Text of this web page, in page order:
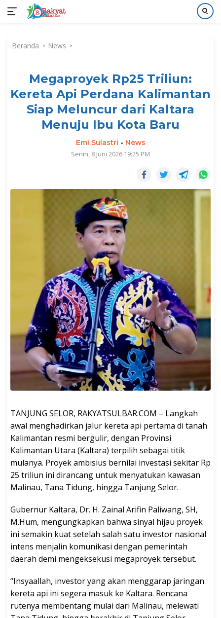
kontenBeranda News
Megaproyek Rp25 Triliun:
Kereta Api Perdana Kalimantan
Siap Meluncur dari Kaltara
Menuju Ibu Kota Baru
Emi Sulastri - News
Senin, 8 Juni 2026 19:25 PM
TANJUNG SELOR, RAKYATSULBAR.COM – Langkah
awal menghadirkan jalur kereta api pertama di tanah
Kalimantan resmi bergulir, dengan Provinsi
Kalimantan Utara (Kaltara) terpilih sebagai titik
mulanya. Proyek ambisius bernilai investasi sekitar Rp
25 triliun ini dirancang untuk menyatukan kawasan
Malinau, Tana Tidung, hingga Tanjung Selor.
Gubernur Kaltara, Dr. H. Zainal Arifin Paliwang, SH,
M.Hum, mengungkapkan bahwa sinyal hijau proyek
ini semakin kuat setelah salah satu investor nasional
intens menjalin komunikasi dengan pemerintah
daerah demi mengeksekusi megaproyek tersebut.
“Insyaallah, investor yang akan menggarap jaringan
kereta api ini segera masuk ke Kaltara. Rencana
rutenya membentang mulai dari Malinau, melewati